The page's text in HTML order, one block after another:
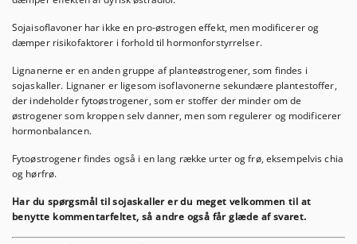
Sojaisoflavoner har ikke en pro-østrogen effekt, men modificerer og
dæmper risikofaktorer i forhold til hormonforstyrrelser.
Lignanerne er en anden gruppe af planteøstrogener, som findes i
sojaskaller. Lignaner er ligesom isoflavonerne sekundære plantestoffer,
der indeholder fytoøstrogener, som er stoffer der minder om de
østrogener som kroppen selv danner, men som regulerer og modificerer
hormonbalancen.
Fytoøstrogener findes også i en lang række urter og frø, eksempelvis chia
og hørfrø.
Har du spørgsmål til sojaskaller er du meget velkommen til at
benytte kommentarfeltet, så andre også får glæde af svaret.